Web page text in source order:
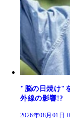
"脳の日焼け"
外線の影響!?
2026年08月01日